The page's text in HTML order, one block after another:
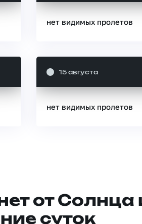
нет видимых пролетов
15 августа
нет видимых пролетов
от Солнца
суток